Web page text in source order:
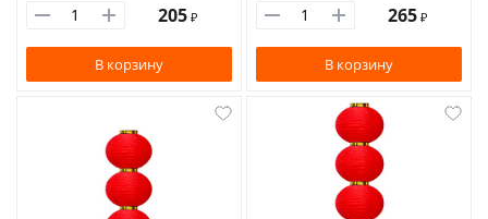
205 ₽
В корзину
265 ₽
В корзину